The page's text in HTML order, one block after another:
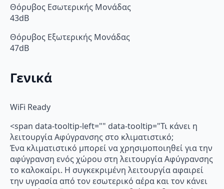
Θόρυβος Εσωτερικής Μονάδας
43dB
Θόρυβος Εξωτερικής Μονάδας
47dB
Γενικά
WiFi Ready
<span data-tooltip-left="" data-tooltip="Τι κάνει η
λειτουργία Αφύγρανσης στο κλιματιστικό;
Ένα κλιματιστικό μπορεί να χρησιμοποιηθεί για την
αφύγρανση ενός χώρου στη λειτουργία Αφύγρανσης
το καλοκαίρι. Η συγκεκριμένη λειτουργία αφαιρεί
την υγρασία από τον εσωτερικό αέρα και τον κάνει